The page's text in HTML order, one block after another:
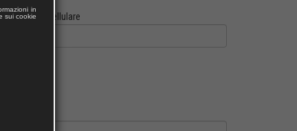
Cellulare
in
sui cookie